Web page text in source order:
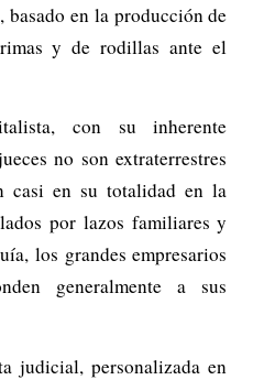
en la producción de
y de rodillas ante el
con su inherente
no son extraterrestres
casi en su totalidad en la
por lazos familiares y
los grandes empresarios
generalmente a sus
judicial, personalizada en